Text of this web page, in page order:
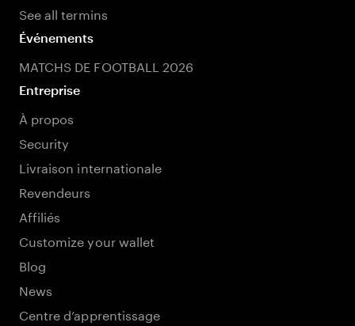
See all termins
Événements
MATCHS DE FOOTBALL 2026
Entreprise
À propos
Security
Livraison internationale
Revendeurs
Affiliés
Customize your wallet
Blog
News
Centre d’apprentissage